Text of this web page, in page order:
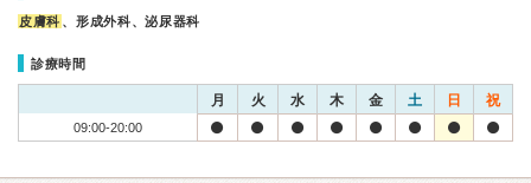
皮膚科 、形成外科、泌尿器科
診療時間
月 火 水 木 金 土 日 祝
09:00-20:00